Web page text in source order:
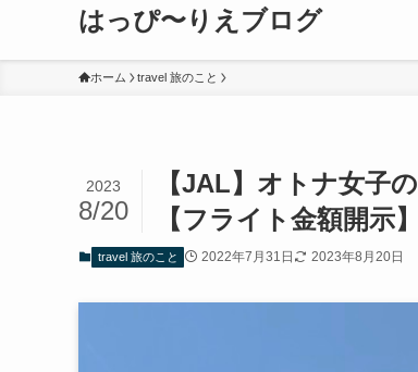
はっぴ〜りえブログ
ホーム travel 旅のこと
【JAL】オトナ女子
【フライト金額開示】
2023
8/20
travel 旅のこと 2022年7月31日 2023年8月20日